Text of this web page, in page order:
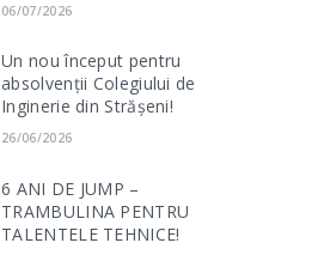
06/07/2026
Un nou început pentru
absolvenții Colegiului de
Inginerie din Strășeni!
26/06/2026
6 ANI DE JUMP –
TRAMBULINA PENTRU
TALENTELE TEHNICE!